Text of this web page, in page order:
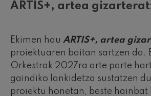
ARTIS+, artea
Ekimen hau ARTIS+, artea
proiektuaren baitan sartzen da.
Orkestrak 2027ra arte parte
gaindiko lankidetza sustatzen
proiektu honetan, beste hainbat